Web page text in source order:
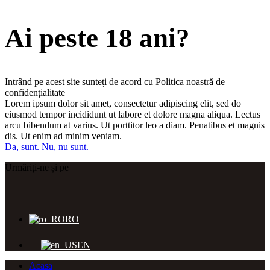
Ai peste 18 ani?
Intrând pe acest site sunteți de acord cu Politica noastră de
confidențialitate
Lorem ipsum dolor sit amet, consectetur adipiscing elit, sed do
eiusmod tempor incididunt ut labore et dolore magna aliqua. Lectus
arcu bibendum at varius. Ut porttitor leo a diam. Penatibus et magnis
dis. Ut enim ad minim veniam.
Da, sunt. Nu, nu sunt.
Urmăriți-ne și pe
RO
EN
Acasa